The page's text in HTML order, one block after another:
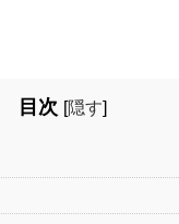
目次 [隠す]